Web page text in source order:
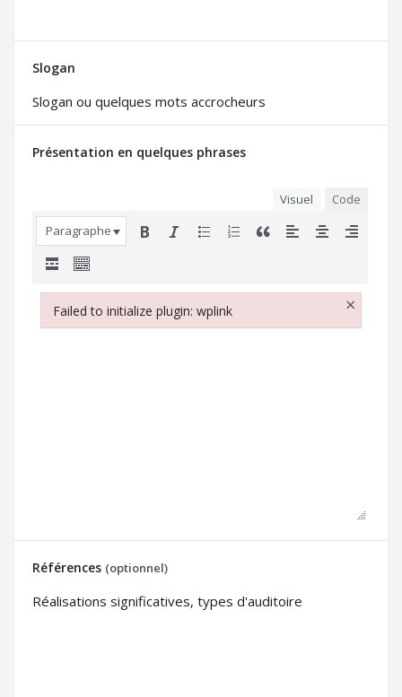
Slogan
Présentation en quelques phrases
Visuel
Code
Paragraphe
Références (optionnel)
Failed to initialize plugin: wplink ×
Failed to initialize plugin: wplink